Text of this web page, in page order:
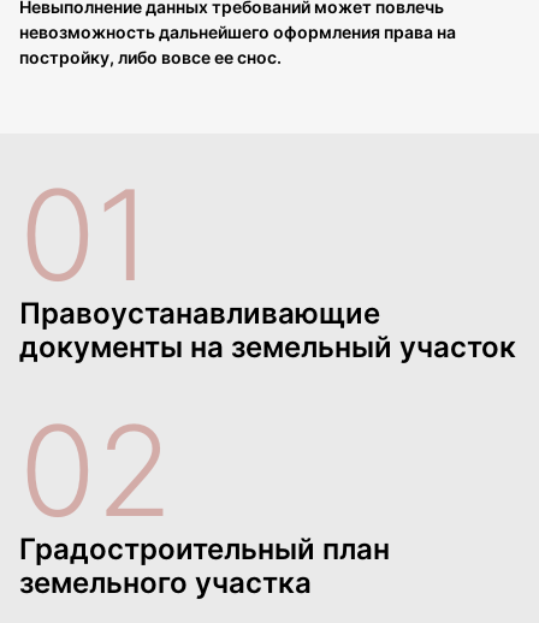
Невыполнение данных требований может повлечь
невозможность дальнейшего оформления права на
постройку, либо вовсе ее снос.
01
Правоустанавливающие
документы на земельный участок
02
Градостроительный план
земельного участка